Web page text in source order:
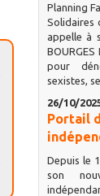
Planning
Solidaires
appelle à
BOURGES
pour
sexistes,
26/10/
Portail
Depuis le
son